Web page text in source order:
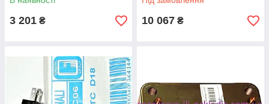
3 201 ₴ 10 067 ₴